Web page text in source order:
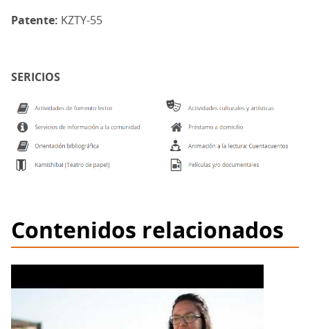
Patente: KZTY-55
SERICIOS
Contenidos relacionados